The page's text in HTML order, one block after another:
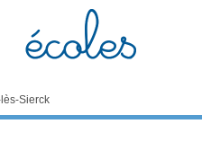
Sierck